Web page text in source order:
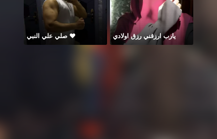
صلي علي النبي ♥️ يارب ارزقني رزق اولادي